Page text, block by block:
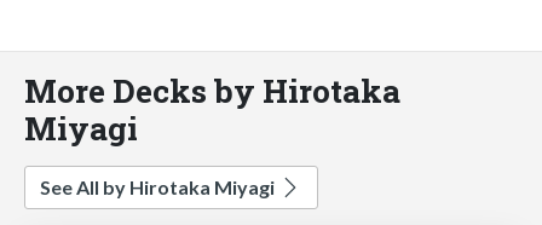
More Decks by Hirotaka
Miyagi
See All by Hirotaka Miyagi